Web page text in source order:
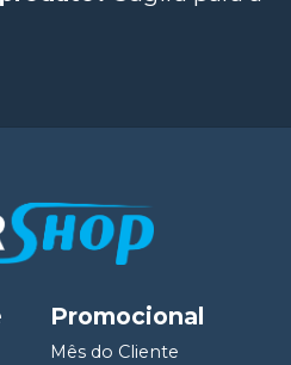
Promocional
Mês do Cliente